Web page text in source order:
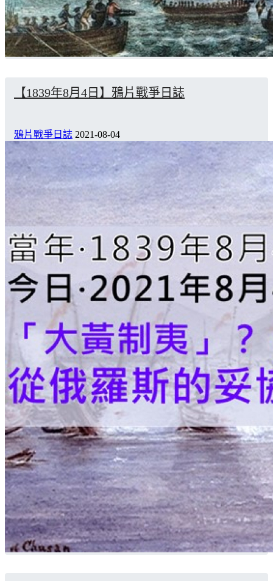
【1839年8月4日】鴉片戰爭日誌
鴉片戰爭日誌 2021-08-04